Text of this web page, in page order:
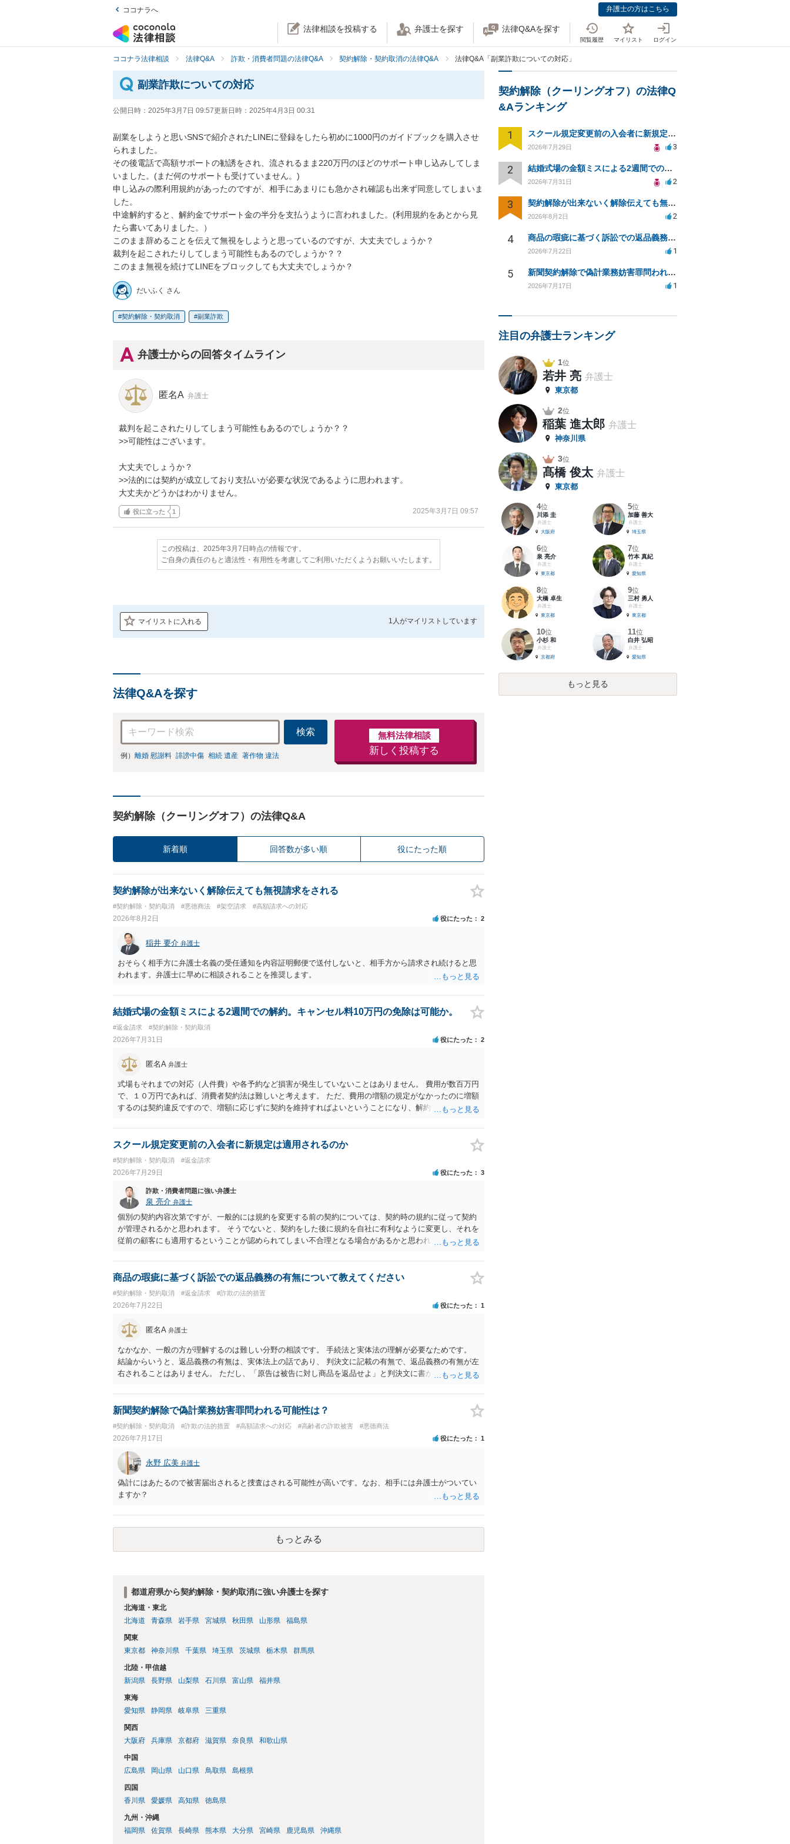
ココナラへ 弁護士の方はこちら
法律相談を投稿する 弁護士を探す 法律Q&Aを探す
閲覧履歴 マイリスト ログイン
ココナラ法律相談 法律Q&A 詐欺・消費者問題の法律Q&A 契約解除・契約取消の法律Q&A 法律Q&A「副業詐欺についての対応」
副業詐欺についての対応
公開日時： 2025年3月7日 09:57更新日時： 2025年4月3日 00:31
副業をしようと思いSNSで紹介されたLINEに登録をしたら初めに1000円のガイドブックを購入させ
られました。
その後電話で高額サポートの勧誘をされ、流されるまま220万円のほどのサポート申し込みしてしま
いました。(まだ何のサポートも受けていません。)
申し込みの際利用規約があったのですが、相手にあまりにも急かされ確認も出来ず同意してしまいま
した。
中途解約すると、解約金でサポート金の半分を支払うように言われました。(利用規約をあとから見
たら書いてありました。）
このまま辞めることを伝えて無視をしようと思っているのですが、大丈夫でしょうか？
裁判を起こされたりしてしまう可能性もあるのでしょうか？？
このまま無視を続けてLINEをブロックしても大丈夫でしょうか？
だいふく さん
契約解除・契約取消 副業詐欺
弁護士からの回答タイムライン
匿名A 弁護士
裁判を起こされたりしてしまう可能性もあるのでしょうか？？
>>可能性はございます。
大丈夫でしょうか？
>>法的には契約が成立しており支払いが必要な状況であるように思われます。
大丈夫かどうかはわかりません。
役に立った 1 2025年3月7日 09:57
この投稿は、2025年3月7日時点の情報です。
ご自身の責任のもと適法性・有用性を考慮してご利用いただくようお願いいたします。
マイリストに入れる 1人がマイリストしています
法律Q&Aを探す
検索
例） 離婚 慰謝料 誹謗中傷 相続 遺産 著作物 違法
無料法律相談
新しく投稿する
契約解除（クーリングオフ）の法律Q&A
新着順 回答数が多い順 役にたった順
契約解除が出来ないく解除伝えても無視請求をされる
#契約解除・契約取消 #悪徳商法 #架空請求 #高額請求への対応
2026年8月2日 役にたった 2
稲井 要介 弁護士
おそらく相手方に弁護士名義の受任通知を内容証明郵便で送付しないと、相手方から請求され続けると思
われます。弁護士に早めに相談されることを推奨します。
結婚式場の金額ミスによる2週間での解約。キャンセル料10万円の免除は可能か。
#返金請求 #契約解除・契約取消
2026年7月31日 役にたった 2
匿名A 弁護士
式場もそれまでの対応（人件費）や各予約など損害が発生していないことはありません。 費用が数百万円
で、１０万円であれば、消費者契約法は難しいと考えます。 ただ、費用の増額の規定がなかったのに増額
するのは契約違反ですので、増額に応じずに契約を維持すればよいということになり、解約するのは理由
スクール規定変更前の入会者に新規定は適用されるのか
#契約解除・契約取消 #返金請求
2026年7月29日 役にたった 3
詐欺・消費者問題に強い弁護士
泉 亮介 弁護士
個別の契約内容次第ですが、一般的には規約を変更する前の契約については、契約時の規約に従って契約
が管理されるかと思われます。 そうでないと、契約をした後に規約を自社に有利なように変更し、それを
従前の顧客にも適用するということが認められてしまい不合理となる場合があるかと思われます。
商品の瑕疵に基づく訴訟での返品義務の有無について教えてください
#契約解除・契約取消 #返金請求 #詐欺の法的措置
2026年7月22日 役にたった 1
匿名A 弁護士
なかなか、一般の方が理解するのは難しい分野の相談です。 手続法と実体法の理解が必要なためです。
結論からいうと、返品義務の有無は、実体法上の話であり、 判決文に記載の有無で、返品義務の有無が左
右されることはありません。 ただし、「原告は被告に対し商品を返品せよ」と判決文に書かれていなくて
て、相談者さんは、商品の返品義務を負うことになります。 ただし、訴訟上何等かの形で、返品義務の有
無が争われ争点化していたが、 結論として、返品義務が存在しないというような判断が判決理由中で下さ
新聞契約解除で偽計業務妨害罪問われる可能性は？
#契約解除・契約取消 #詐欺の法的措置 #高額請求への対応 #高齢者の詐欺被害 #悪徳商法
2026年7月17日 役にたった 1
永野 広美 弁護士
偽計にはあたるので被害届出されると捜査はされる可能性が高いです。なお、相手には弁護士がついてい
ますか？
もっとみる
都道府県から契約解除・契約取消に強い弁護士を探す
北海道・東北
北海道
青森県 岩手県 宮城県 秋田県 山形県 福島県
関東
東京都
神奈川県 千葉県 埼玉県 茨城県 栃木県 群馬県
北陸・甲信越
新潟県
長野県 山梨県 石川県 富山県 福井県
東海
愛知県
静岡県 岐阜県 三重県
関西
大阪府
兵庫県 京都府 滋賀県 奈良県 和歌山県
中国
広島県
岡山県 山口県 鳥取県 島根県
四国
香川県
愛媛県 高知県 徳島県
九州・沖縄
福岡県
佐賀県 長崎県 熊本県 大分県 宮崎県 鹿児島県 沖縄県
契約解除（クーリングオフ）の法律Q
&Aランキング
1 スクール規定変更前の入会者に新規定は適用されるのか
2026年7月29日 3
2 結婚式場の金額ミスによる2週間での解約。キャンセル料10万円の免除は可能か。
2026年7月31日 2
3 契約解除が出来ないく解除伝えても無視請求をされる
2026年8月2日 2
4 商品の瑕疵に基づく訴訟での返品義務の有無について教えてください
2026年7月22日 1
5 新聞契約解除で偽計業務妨害罪問われる可能性は？
2026年7月17日 1
注目の弁護士ランキング
1位
若井 亮 弁護士
東京都
2位
稲葉 進太郎 弁護士
神奈川県
3位
髙橋 俊太 弁護士
東京都
4位
川添 圭
弁護士
大阪府
5位
加藤 善大
弁護士
埼玉県
6位
泉 亮介
弁護士
東京都
7位
竹本 真紀
弁護士
愛知県
8位
大橋 卓生
弁護士
東京都
9位
三村 勇人
弁護士
東京都
10位
小杉 和
弁護士
京都府
11位
白井 弘昭
弁護士
愛知県
もっと見る